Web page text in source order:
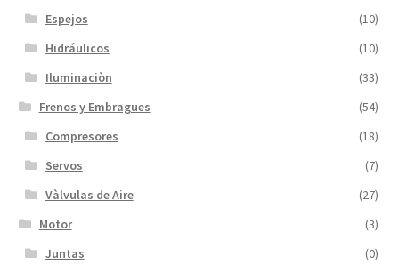
Espejos
(10)
Hidráulicos
(10)
Iluminaciòn
(33)
Frenos y Embragues
(54)
Compresores
(18)
Servos
(7)
Vàlvulas de Aire
(27)
Motor
(3)
Juntas
(0)